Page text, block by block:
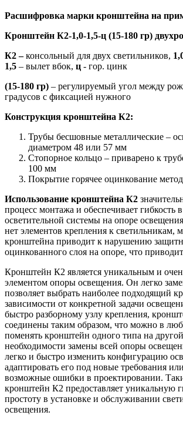
Расшифровка марки кронштейна на
Кронштейн К2-1,0-1,5-ц (15-180 гр)
К2 –консольный для двух светильников,
1,5 – вылет вбок, ц - гор. цинк
(15-180 гр) – регулируемый угол между
градусов с фиксацией нужного
Конструкция кронштейна К2:
Трубы бесшовные металлические –
диаметром 48 или 57 мм
Стопорное кольцо – приварено к
100 мм
Покрытие горячее оцинкование
Использование кронштейна К2
процесс монтажа и обеспечивает гибкость
осветительной системы на опоре
нет элементов крепления к светильникам,
кронштейна приводит к нарушению
оцинкованного слоя на опоре, что
Кронштейн К2 является уникальным и
элементом опоры освещения. Он легко
позволяет выбрать наиболее подходящий
зависимости от конкретной задачи
быстро разборному узлу крепления,
соединены таким образом, что можно в
поменять кронштейн одного типа на
необходимости замены всей опоры
легко и быстро изменить конфигурацию
адаптировать его под новые требования
возможные ошибки в проектировании.
кронштейн К2 предоставляет уникальную
простоту в установке и обслуживании
освещения.